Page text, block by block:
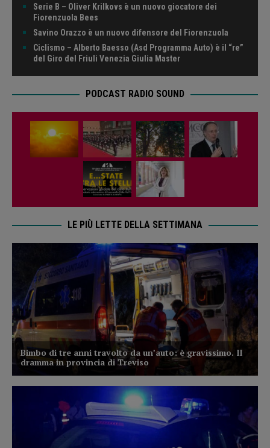
Serie B – Oliver Krilkovs è un nuovo giocatore dei
Fiorenzuola Bees
Savino Orazzo è un nuovo difensore del Fiorenzuola
Ciclismo – Alberto Baesso (Asd Programma Auto) è il “re”
del Giro del Friuli Venezia Giulia Master
PODCAST RADIO SOUND
LE PIÙ LETTE DELLA SETTIMANA